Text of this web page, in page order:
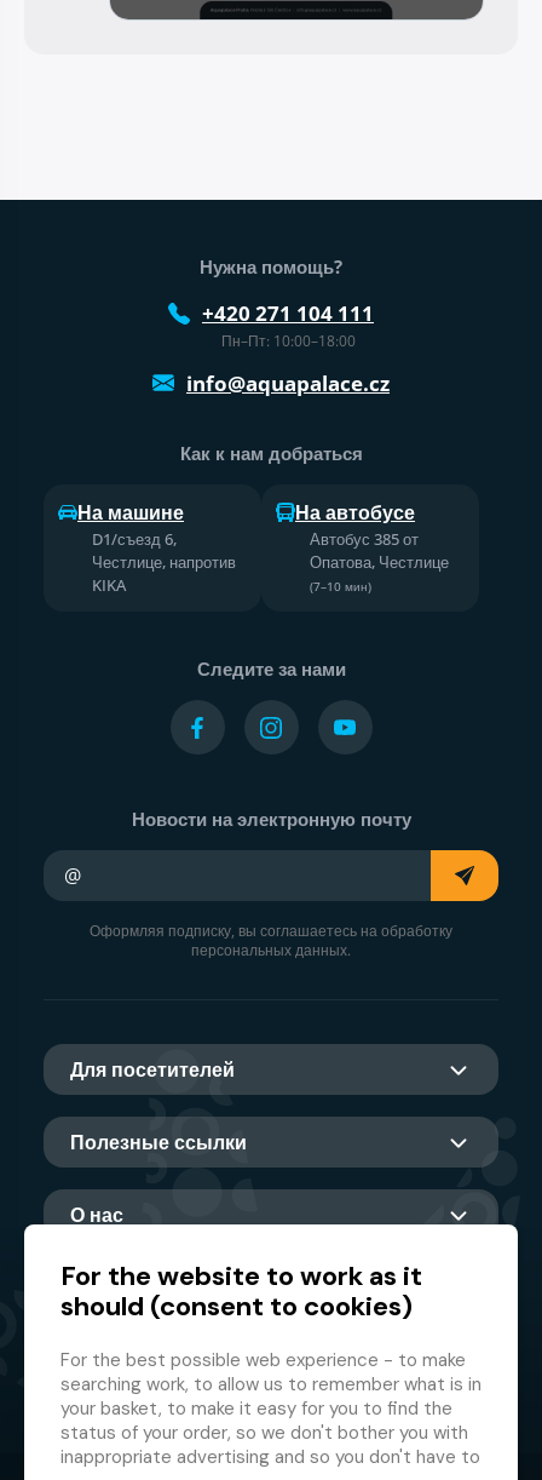
Нижний колонтитул веб-сайта
Нужна помощь?
+420 271 104 111
Пн–Пт: 10:00–18:00
info@aquapalace.cz
Как к нам добраться
На машине
D1/съезд 6,
Честлице, напротив
KIKA
На автобусе
Автобус 385 от
Опатова, Честлице
(7–10 мин)
Следите за нами
Новости на электронную почту
Оформляя подписку, вы соглашаетесь на обработку
персональных данных.
Для посетителей
Полезные ссылки
О нас
Главный партнер
For the website to work as it
should (consent to cookies)
For the best possible web experience - to make
searching work, to allow us to remember what is in
your basket, to make it easy for you to find the
status of your order, so we don't bother you with
inappropriate advertising and so you don't have to